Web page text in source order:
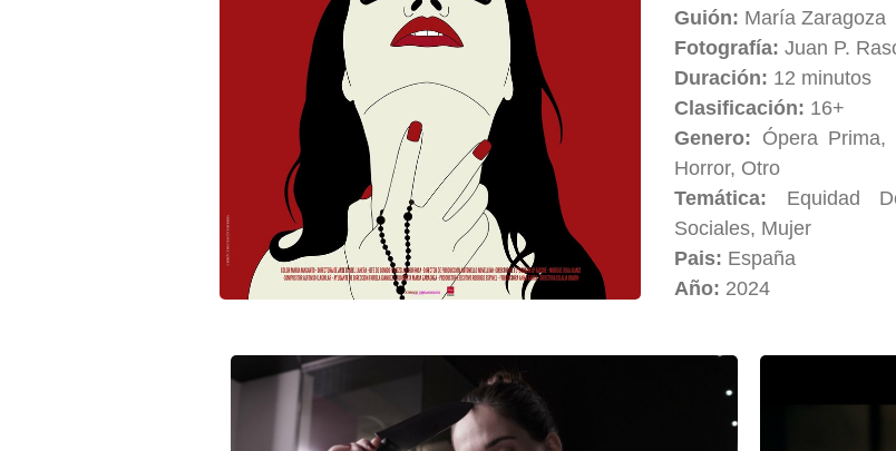
Guión: María Zaragoza
Fotografía:Juan P.
Duración: 12 minutos
Clasificación: 16+
Genero: Ópera Prima,
Horror, Otro
Temática: Equidad
Sociales, Mujer
Pais: España
Año: 2024